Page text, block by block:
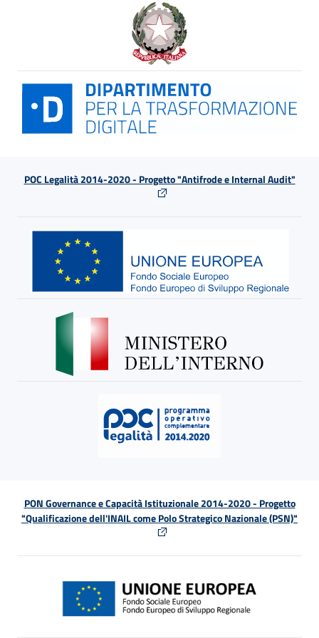
POC Legalità 2014-2020 - Progetto "Antifrode e Internal Audit"
PON Governance e Capacità Istituzionale 2014-2020 - Progetto
"Qualificazione dell'INAIL come Polo Strategico Nazionale (PSN)"